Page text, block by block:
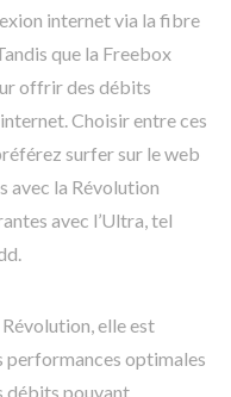
internet via la fibre
que la Freebox
offrir des débits
Choisir entre ces
surfer sur le web
avec la Révolution
avec l’Ultra, tel
elle est
performances optimales
débits pouvant